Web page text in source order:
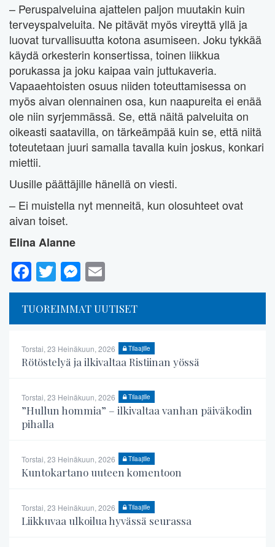
– Peruspalveluina ajattelen paljon muutakin kuin
terveyspalveluita. Ne pitävät myös vireyttä yllä ja
luovat turvallisuutta kotona asumiseen. Joku tykkää
käydä orkesterin konsertissa, toinen liikkua
porukassa ja joku kaipaa vain juttukaveria.
Vapaaehtoisten osuus niiden toteuttamisessa on
myös aivan olennainen osa, kun naapureita ei enää
ole niin syrjemmässä. Se, että näitä palveluita on
oikeasti saatavilla, on tärkeämpää kuin se, että niitä
toteutetaan juuri samalla tavalla kuin joskus, konkari
miettii.
Uusille päättäjille hänellä on viesti.
– Ei muistella nyt menneitä, kun olosuhteet ovat
aivan toiset.
Elina Alanne
Facebook
TwitterMessenger
TUOREIMMAT UUTISET
Torstai, 23 Heinäkuun, 2026 Tilaajille
Rötöstelyä ja ilkivaltaa Ristiinan yössä
Torstai, 23 Heinäkuun, 2026 Tilaajille
”Hullun hommia” – ilkivaltaa vanhan päiväkodin
pihalla
Torstai, 23 Heinäkuun, 2026 Tilaajille
Kuntokartano uuteen komentoon
Torstai, 23 Heinäkuun, 2026 Tilaajille
Liikkuvaa ulkoilua hyvässä seurassa